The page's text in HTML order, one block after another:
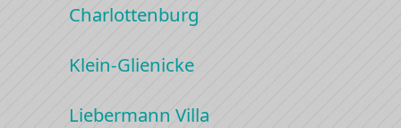
Charlottenburg
Klein-Glienicke
Liebermann Villa